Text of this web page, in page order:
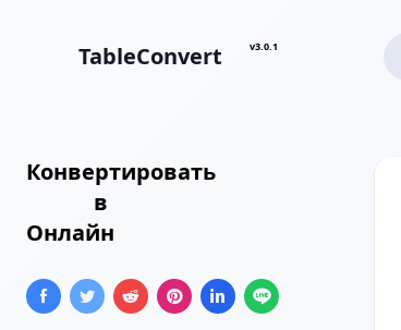
TableConvert v3.0.1
Конвертировать
в
Онлайн